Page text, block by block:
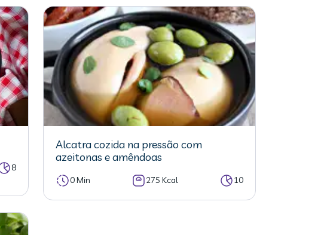
8
Alcatra cozida na pressão com
azeitonas e amêndoas
0 Min 275 Kcal 10